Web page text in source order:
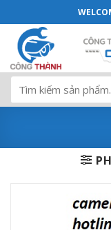
qua
dung
Camera
Tìm
kiếm: